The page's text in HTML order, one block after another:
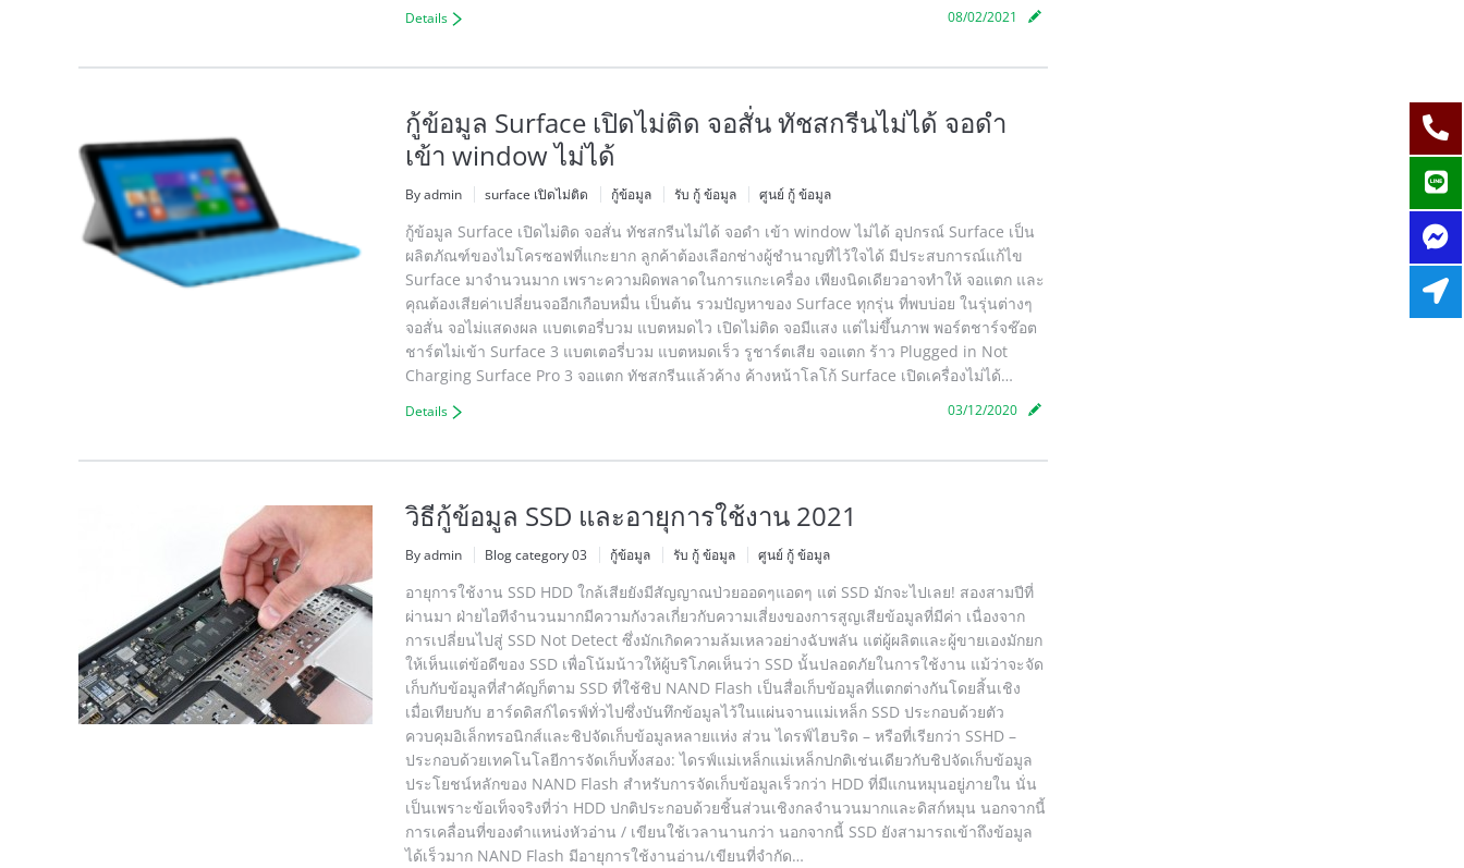
08/02/2021
Details
กู้ข้อมูล Surface เปิดไม่ติด จอสั่น ทัชสกรีนไม่ได้ จอดำ
เข้า window ไม่ได้
By admin surface เปิดไม่ติด กู้ข้อมูล รับ กู้ ข้อมูล ศูนย์ กู้ ข้อมูล
กู้ข้อมูล Surface เปิดไม่ติด จอสั่น ทัชสกรีนไม่ได้ จอดำ เข้า window ไม่ได้ อุปกรณ์ Surface เป็น
ผลิตภัณฑ์ของไมโครซอฟที่แกะยาก ลูกค้าต้องเลือกช่างผู้ชำนาญที่ไว้ใจได้ มีประสบการณ์แก้ไข
Surface มาจำนวนมาก เพราะความผิดพลาดในการแกะเครื่อง เพียงนิดเดียวอาจทำให้ จอแตก และ
คุณต้องเสียค่าเปลี่ยนจออีกเกือบหมื่น เป็นต้น รวมปัญหาของ Surface ทุกรุ่น ที่พบบ่อย ในรุ่นต่างๆ
จอสั่น จอไม่แสดงผล แบตเตอรี่บวม แบตหมดไว เปิดไม่ติด จอมีแสง แต่ไม่ขึ้นภาพ พอร์ตชาร์จช๊อต
ชาร์ตไม่เข้า Surface 3 แบตเตอรี่บวม แบตหมดเร็ว รูชาร์ตเสีย จอแตก ร้าว Plugged in Not
Charging Surface Pro 3 จอแตก ทัชสกรีนแล้วค้าง ค้างหน้าโลโก้ Surface เปิดเครื่องไม่ได้…
03/12/2020
Details
วิธีกู้ข้อมูล SSD และอายุการใช้งาน 2021
By admin Blog category 03 กู้ข้อมูล รับ กู้ ข้อมูล ศูนย์ กู้ ข้อมูล
อายุการใช้งาน SSD HDD ใกล้เสียยังมีสัญญาณป่วยออดๆแอดๆ แต่ SSD มักจะไปเลย! สองสามปีที่
ผ่านมา ฝ่ายไอทีจำนวนมากมีความกังวลเกี่ยวกับความเสี่ยงของการสูญเสียข้อมูลที่มีค่า เนื่องจาก
การเปลี่ยนไปสู่ SSD Not Detect ซึ่งมักเกิดความล้มเหลวอย่างฉับพลัน แต่ผู้ผลิตและผู้ขายเองมักยก
ให้เห็นแต่ข้อดีของ SSD เพื่อโน้มน้าวให้ผู้บริโภคเห็นว่า SSD นั้นปลอดภัยในการใช้งาน แม้ว่าจะจัด
เก็บกับข้อมูลที่สำคัญก็ตาม SSD ที่ใช้ชิป NAND Flash เป็นสื่อเก็บข้อมูลที่แตกต่างกันโดยสิ้นเชิง
เมื่อเทียบกับ ฮาร์ดดิสก์ไดรฟ์ทั่วไปซึ่งบันทึกข้อมูลไว้ในแผ่นจานแม่เหล็ก SSD ประกอบด้วยตัว
ควบคุมอิเล็กทรอนิกส์และชิปจัดเก็บข้อมูลหลายแห่ง ส่วน ไดรฟ์ไฮบริด – หรือที่เรียกว่า SSHD –
ประกอบด้วยเทคโนโลยีการจัดเก็บทั้งสอง: ไดรฟ์แม่เหล็กแม่เหล็กปกติเช่นเดียวกับชิปจัดเก็บข้อมูล
ประโยชน์หลักของ NAND Flash สำหรับการจัดเก็บข้อมูลเร็วกว่า HDD ที่มีแกนหมุนอยู่ภายใน นั่น
เป็นเพราะข้อเท็จจริงที่ว่า HDD ปกติประกอบด้วยชิ้นส่วนเชิงกลจำนวนมากและดิสก์หมุน นอกจากนี้
การเคลื่อนที่ของตำแหน่งหัวอ่าน / เขียนใช้เวลานานกว่า นอกจากนี้ SSD ยังสามารถเข้าถึงข้อมูล
ได้เร็วมาก NAND Flash มีอายุการใช้งานอ่าน/เขียนที่จำกัด…